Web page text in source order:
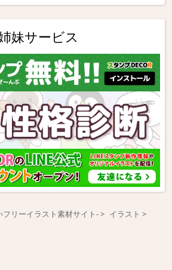
妹サービス
フリーイラスト素材サイト-
イラスト